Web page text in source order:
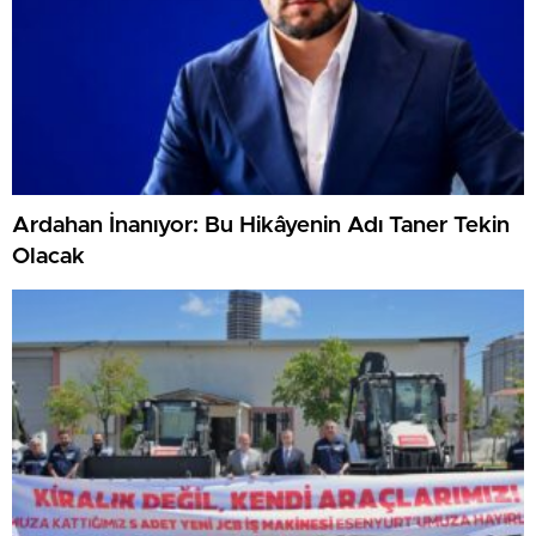
Ardahan İnanıyor: Bu Hikâyenin Adı Taner Tekin
Olacak